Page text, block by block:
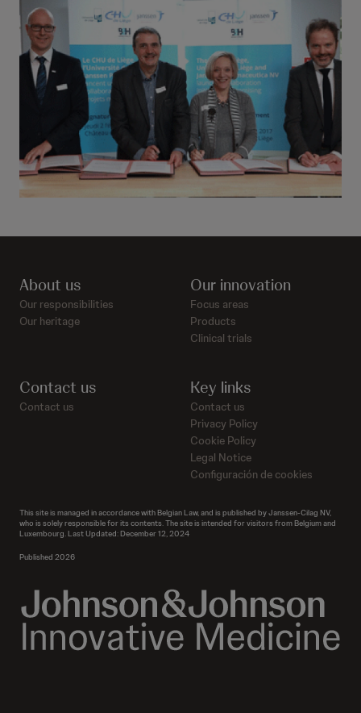
About us
Our responsibilities
Our heritage
Our innovation
Focus areas
Products
Clinical trials
Contact us
Contact us
Key links
Contact us
Privacy Policy
Cookie Policy
Legal Notice
Configuración de cookies
This site is managed in accordance with Belgian Law, and is published by Janssen-Cilag NV,
who is solely responsible for its contents. The site is intended for visitors from Belgium and
Luxembourg. Last Updated: December 12, 2024
Published 2026